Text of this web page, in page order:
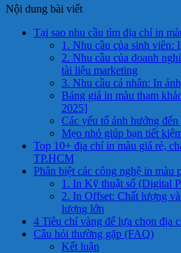
Nội dung bài viết
Tại sao nhu cầu tìm địa chỉ in
1. Nhu cầu của sinh viên:
2. Nhu cầu của doanh
tài liệu marketing
3. Nhu cầu cá nhân: In
Bảng giá in màu tham
2025]
Các yếu tố ảnh hưởng đến
Mẹo nhỏ giúp bạn tiết
Top 10+ địa chỉ in màu giá rẻ,
TP.HCM
Phân biệt các công nghệ in màu
1. In Kỹ thuật số (Digital
2. In Offset: Chất lượng
lượng lớn
4 Tiêu chí vàng để lựa chọn địa
Câu hỏi thường gặp (FAQ)
Kết luận